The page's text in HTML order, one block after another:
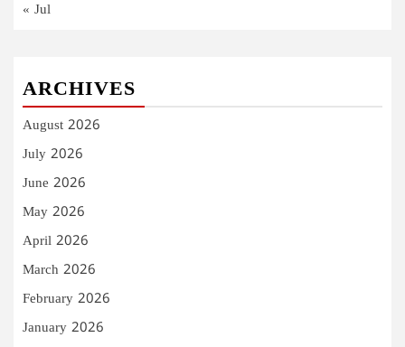
« Jul
ARCHIVES
August 2026
July 2026
June 2026
May 2026
April 2026
March 2026
February 2026
January 2026